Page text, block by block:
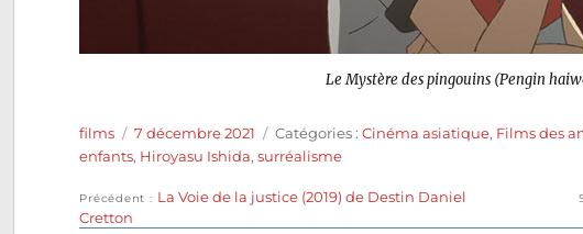
Le Mystère des pingouins (Pengin
Auteur
films
Publié
le
7 décembre 2021 Catégories
Catégories :Cinéma asiatique, Films des
enfants, Hiroyasu Ishida,surréalisme
Navigation
Précédent
Publication
La Voie de la justice (2019) de Destin Daniel
Cretton